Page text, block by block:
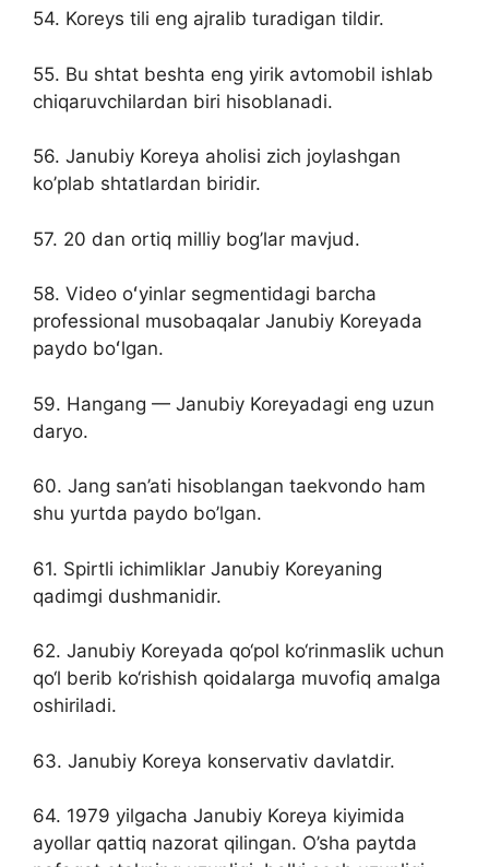
54. Koreys tili eng ajralib turadigan tildir.
55. Bu shtat beshta eng yirik avtomobil ishlab
chiqaruvchilardan biri hisoblanadi.
56. Janubiy Koreya aholisi zich joylashgan
ko’plab shtatlardan biridir.
57. 20 dan ortiq milliy bog’lar mavjud.
58. Video oʻyinlar segmentidagi barcha
professional musobaqalar Janubiy Koreyada
paydo boʻlgan.
59. Hangang — Janubiy Koreyadagi eng uzun
daryo.
60. Jang san’ati hisoblangan taekvondo ham
shu yurtda paydo bo’lgan.
61. Spirtli ichimliklar Janubiy Koreyaning
qadimgi dushmanidir.
62. Janubiy Koreyada qo‘pol ko‘rinmaslik uchun
qo‘l berib ko‘rishish qoidalarga muvofiq amalga
oshiriladi.
63. Janubiy Koreya konservativ davlatdir.
64. 1979 yilgacha Janubiy Koreya kiyimida
ayollar qattiq nazorat qilingan. O’sha paytda